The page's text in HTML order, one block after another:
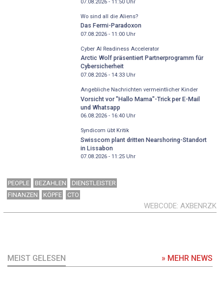
07.08.2026 - 11:50Uhr
Wo sind all die Aliens?
Das Fermi-Paradoxon
07.08.2026 - 11:00Uhr
Cyber AI Readiness Accelerator
Arctic Wolf präsentiert Partnerprogramm für
Cybersicherheit
07.08.2026 - 14:33Uhr
Angebliche Nachrichten vermeintlicher Kinder
Vorsicht vor "Hallo Mama"-Trick per E-Mail
und Whatsapp
06.08.2026 - 16:40Uhr
Syndicom übt Kritik
Swisscom plant dritten Nearshoring-Standort
in Lissabon
07.08.2026 - 11:25Uhr
PEOPLE BEZAHLEN
DIENSTLEISTER
FINANZEN
KÖPFE CTO
WEBCODE AXBENRZK
MEIST GELESEN » MEHR NEWS